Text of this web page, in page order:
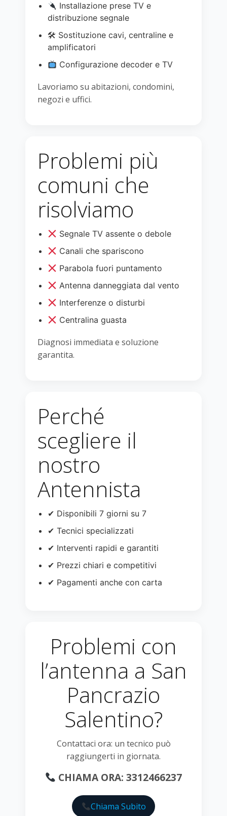
Installazione prese TV e
distribuzione segnale
🛠 Sostituzione cavi, centraline e
amplificatori
Configurazione decoder e TV
Lavoriamo su abitazioni, condomini,
negozi e uffici.
Problemi più
comuni che
risolviamo
Segnale TV assente o debole
Canali che spariscono
Parabola fuori puntamento
Antenna danneggiata dal vento
Interferenze o disturbi
Centralina guasta
Diagnosi immediata e soluzione
garantita.
Perché
scegliere il
nostro
Antennista
✔ Disponibili 7 giorni su 7
✔ Tecnici specializzati
✔ Interventi rapidi e garantiti
✔ Prezzi chiari e competitivi
✔ Pagamenti anche con carta
Problemi con
l’antenna a San
Pancrazio
Salentino?
Contattaci ora: un tecnico può
raggiungerti in giornata.
CHIAMA ORA: 3312466237
Chiama Subito